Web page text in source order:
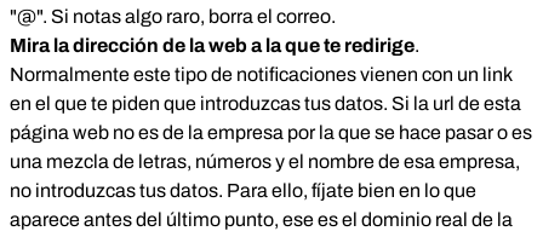
"@". Si notas algo raro, borra el correo.
Mira la dirección de la web a la que te redirige.
Normalmente este tipo de notificaciones vienen con un link
en el que te piden que introduzcas tus datos. Si la url de esta
página web no es de la empresa por la que se hace pasar o es
una mezcla de letras, números y el nombre de esa empresa,
no introduzcas tus datos. Para ello, fíjate bien en lo que
aparece antes del último punto, ese es el dominio real de la